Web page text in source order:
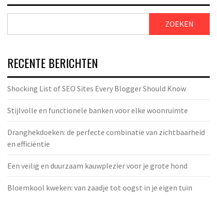
ZOEKEN
RECENTE BERICHTEN
Shocking List of SEO Sites Every Blogger Should Know
Stijlvolle en functionele banken voor elke woonruimte
Dranghekdoeken: de perfecte combinatie van zichtbaarheid
en efficiëntie
Een veilig en duurzaam kauwplezier voor je grote hond
Bloemkool kweken: van zaadje tot oogst in je eigen tuin